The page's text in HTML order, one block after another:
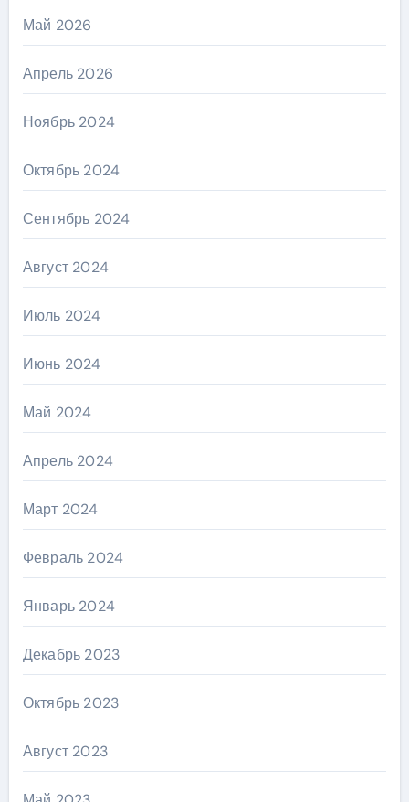
Май 2026
Апрель 2026
Ноябрь 2024
Октябрь 2024
Сентябрь 2024
Август 2024
Июль 2024
Июнь 2024
Май 2024
Апрель 2024
Март 2024
Февраль 2024
Январь 2024
Декабрь 2023
Октябрь 2023
Август 2023